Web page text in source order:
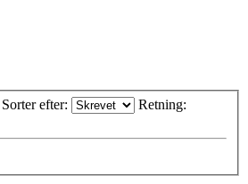
Sorter efter: Retning: